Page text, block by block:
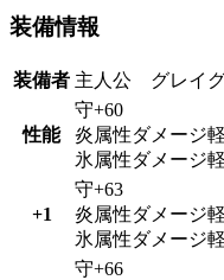
装備情報
装備者 主人公 グレイ
性能
守+60
炎属性ダメージ
氷属性ダメージ
+1
守+63
炎属性ダメージ
氷属性ダメージ
守+66